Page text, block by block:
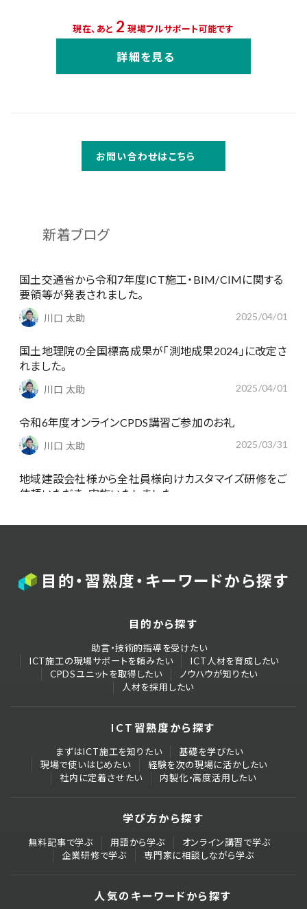
現在、あと 2 現場フルサポート可能です
詳細を見る
お問い合わせはこちら
新着ブログ
国土交通省から令和7年度ICT施工・BIM/CIMに関する
要領等が発表されました。
川口 太助 2025/04/01
国土地理院の全国標高成果が「測地成果2024」に改定さ
れました。
川口 太助 2025/04/01
令和6年度オンラインCPDS講習ご参加のお礼
川口 太助 2025/03/31
地域建設会社様から全社員様向けカスタマイズ研修をご
依頼いただき、実施いたしました。
面工）
道路改良工事のサポート完工
川口 太助 2025/01/01
基礎工、BIM/CIM活用工事の総合マネジメントサポート
川口 太助
最近のICTサポート事例①：大規模道路改良工事での総
現場見学会にて地元高校生に向けて「3次元測量」「3次
元データ」のプレゼンテーションを実施してきました。
目的・習熟度・キーワードから探す
目的から探す
助言・技術的指導を受けたい
ICT施工の現場サポートを頼みたい
ICT人材を育成したい
CPDSユニットを取得したい
ノウハウが知りたい
人材を採用したい
ICT習熟度から探す
まずはICT施工を知りたい
基礎を学びたい
現場で使いはじめたい
経験を次の現場に活かしたい
社内に定着させたい
内製化・高度活用したい
学び方から探す
無料記事で学ぶ 用語から学ぶ
オンライン講習で学ぶ
企業研修で学ぶ
専門家に相談しながら学ぶ
人気のキーワードから探す